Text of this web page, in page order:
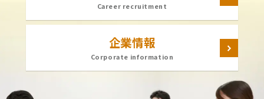
Career recruitment
企業情報
Corporate information